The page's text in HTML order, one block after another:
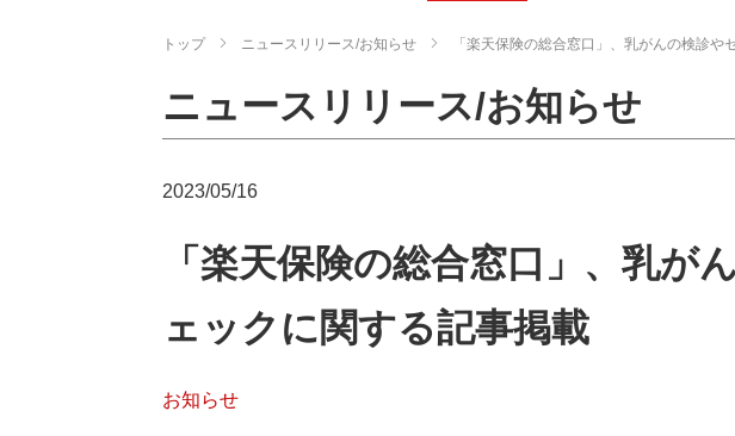
トップ ニュースリリース/お知らせ 「楽天保険の総合窓口」、乳がんの検診
ニュースリリース/お知らせ
2023/05/16
「楽天保険の総合窓口」、乳が
ェックに関する記事掲載
お知らせ